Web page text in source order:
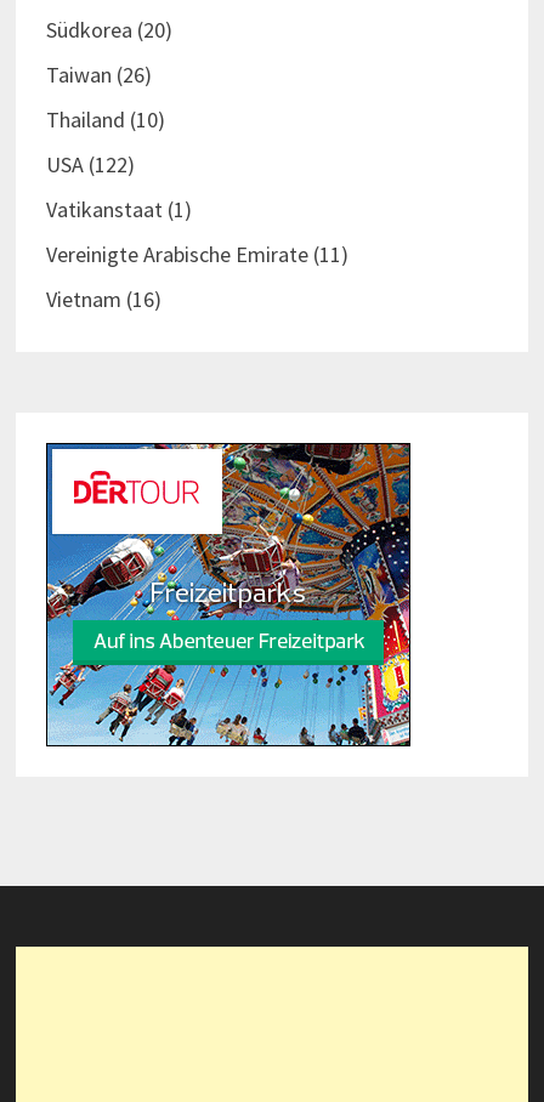
Südkorea (20)
Taiwan (26)
Thailand (10)
USA(122)
Vatikanstaat(1)
Vereinigte Arabische Emirate(11)
Vietnam (16)